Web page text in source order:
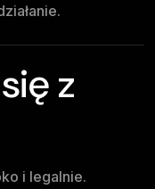
z
i legalnie.